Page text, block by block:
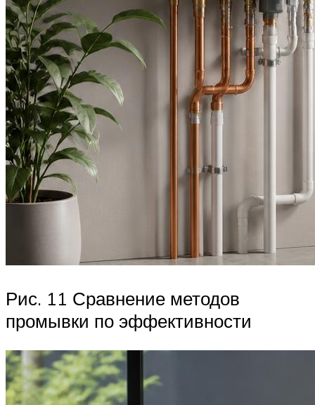
Рис. 11 Сравнение методов
промывки по эффективности